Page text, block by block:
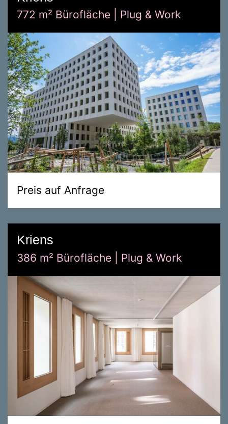
772 m² Bürofläche | Plug & Work
Preis auf Anfrage
Kriens
386 m² Bürofläche | Plug & Work